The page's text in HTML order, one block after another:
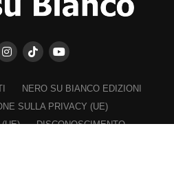
NERO SU BIANCO EDIZIONI
SULLA PRIVACY (UE)
DISCONOSCIMENTO